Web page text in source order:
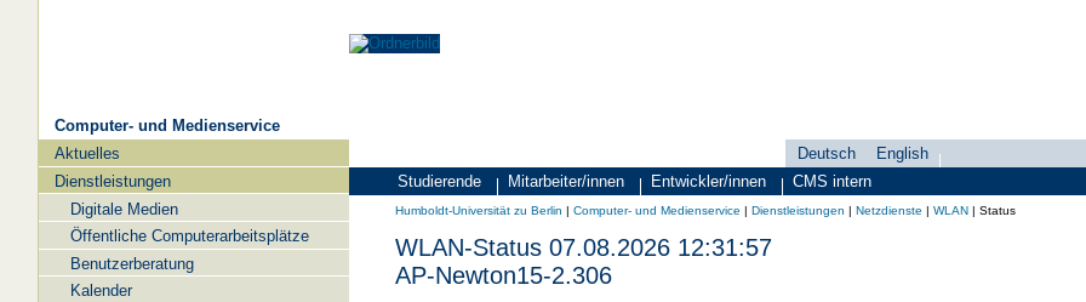
Computer- und Medienservice
Navigation
Aktuelles
Dienstleistungen
Digitale Medien
Öffentliche Computerarbeitsplätze
Benutzerberatung
Kalender
Zielgruppen
Studierende Mitarbeiter/innen Entwickler/innen CMS intern
Sprachauswahl
Deutsch
English
search-menu
Humboldt-
Universität
Humboldt-Universität zu Berlin | Computer- und Medienservice | Dienstleistungen | Netzdienste | WLAN | Status
WLAN-Status 07.08.2026 12:31:57
AP-Newton15-2.306